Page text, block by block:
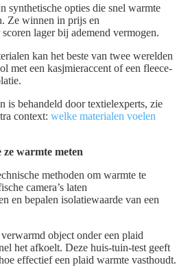
synthetische opties die snel warmte
Ze winnen in prijs en
lager bij ademend vermogen.
kan het beste van twee werelden
met een kasjmieraccent of een fleece-
is behandeld door textielexperts, zie
context: welke materialen voelen
ze warmte meten
methoden om warmte te
camera’s laten
en bepalen isolatiewaarde van een
object onder een plaid
het afkoelt. Deze huis-tuin-test geeft
effectief een plaid warmte vasthoudt.